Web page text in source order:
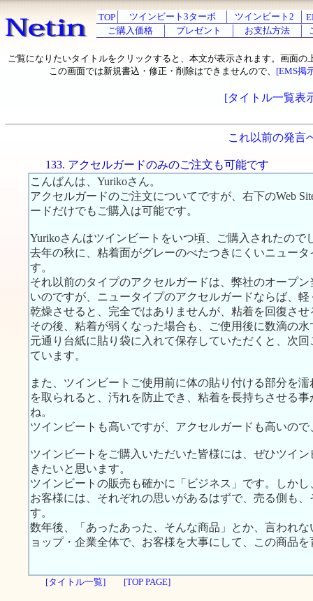
TOP ツインビート3ターボ ツインビート2
ご購入価格
プレゼント お支払方法
ご覧になりたいタイトルをクリックすると、本文が表示されます。画面の
この画面では新規書込・修正・削除はできませんので、 [EMS掲
[タイトル一覧表
これ以前の発言
133. アクセルガードのみのご注文も可能です
こんばんは、Yurikoさん。
アクセルガードのご注文についてですが、右下のWeb
ードだけでもご購入は可能です。
Yurikoさんはツインビートをいつ頃、ご購入されたので
去年の秋に、粘着面がグレーのべたつきにくいニュー
す。
それ以前のタイプのアクセルガードは、弊社のオープ
いのですが、ニュータイプのアクセルガードならば、
乾燥させると、完全ではありませんが、粘着を回復さ
その後、粘着が弱くなった場合も、ご使用後に数滴の
元通り台紙に貼り袋に入れて保存していただくと、次
ています。
また、ツインビートご使用前に体の貼り付ける部分を
を取られると、汚れを防止でき、粘着を長持ちさせる
ね。
ツインビートも高いですが、アクセルガードも高いの
ツインビートをご購入いただいた皆様には、ぜひツイ
きたいと思います。
ツインビートの販売も確かに「ビジネス」です。しか
お客様には、それぞれの思いがあるはずで、売る側も
す。
数年後、「あったあった、そんな商品」とか、言われ
ョップ・企業全体で、お客様を大事にして、この商品
[タイトル一覧] [TOP PAGE]